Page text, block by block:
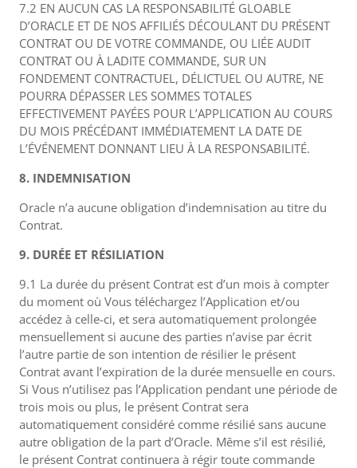
7.2 EN AUCUN CAS LA RESPONSABILITÉ GLOABLE
D’ORACLE ET DE NOS AFFILIÉS DÉCOULANT DU PRÉSENT
CONTRAT OU DE VOTRE COMMANDE, OU LIÉE AUDIT
CONTRAT OU À LADITE COMMANDE, SUR UN
FONDEMENT CONTRACTUEL, DÉLICTUEL OU AUTRE, NE
POURRA DÉPASSER LES SOMMES TOTALES
EFFECTIVEMENT PAYÉES POUR L’APPLICATION AU COURS
DU MOIS PRÉCÉDANT IMMÉDIATEMENT LA DATE DE
L’ÉVÉNEMENT DONNANT LIEU À LA RESPONSABILITÉ.
8. INDEMNISATION
Oracle n’a aucune obligation d’indemnisation au titre du
Contrat.
9. DURÉE ET RÉSILIATION
9.1 La durée du présent Contrat est d’un mois à compter
du moment où Vous téléchargez l’Application et/ou
accédez à celle-ci, et sera automatiquement prolongée
mensuellement si aucune des parties n’avise par écrit
l’autre partie de son intention de résilier le présent
Contrat avant l’expiration de la durée mensuelle en cours.
Si Vous n’utilisez pas l’Application pendant une période de
trois mois ou plus, le présent Contrat sera
automatiquement considéré comme résilié sans aucune
autre obligation de la part d’Oracle. Même s’il est résilié,
le présent Contrat continuera à régir toute commande